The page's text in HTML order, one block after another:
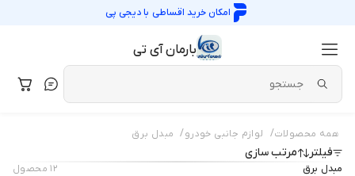
امکان خرید اقساطی بادیجی پی
بارمان آی تی
همه محصولات/ لوازم جانبی خودرو/ مبدل برق
فیلتر مرتب سازی
مبدل برق ۱۲محصول